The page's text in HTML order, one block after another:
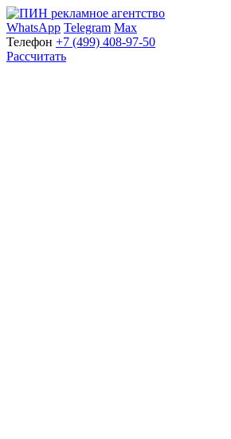
WhatsApp Telegram Max
Телефон +7 (499) 408-97-50
Рассчитать